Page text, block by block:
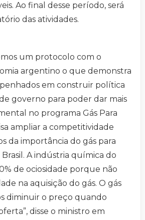
Ao final desse período, será
das atividades.
um protocolo com o
argentino o que demonstra
em construir política
governo para poder dar mais
no programa Gás Para
ampliar a competitividade
da importância do gás para
A indústria química do
de ociosidade porque não
na aquisição do gás. O gás
diminuir o preço quando
disse o ministro em